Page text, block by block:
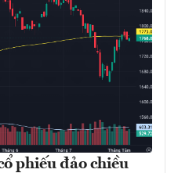
phiếu đảo chiều